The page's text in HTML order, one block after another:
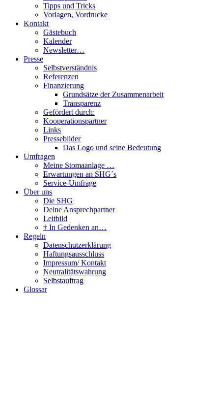
Tipps und Tricks
Vorlagen, Vordrucke
Kontakt
Gästebuch
Kalender
Newsletter…
Presse
Selbstverständnis
Referenzen
Finanzierung
Grundsätze der Zusammenarbeit
Transparenz
Gefördert durch:
Kooperationspartner
Links
Pressebilder
Das Logo und seine Bedeutung
Umfragen
Meine Stomaanlage …
Erwartungen an SHG´s
Service-Umfrage
Über uns
Die SHG
Deine Ansprechpartner
Leitbild
† In Gedenken an…
Regeln
Datenschutzerklärung
Haftungsausschluss
Impressum/ Kontakt
Neutralitätswahrung
Selbstauftrag
Glossar